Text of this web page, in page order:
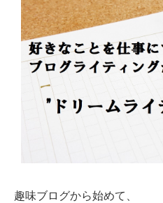
趣味ブログから始めて、